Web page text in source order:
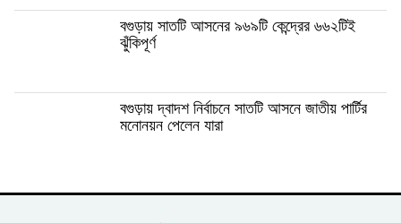
বগুড়ায় সাতটি আসনের ৯৬৯টি কেন্দ্রের ৬৬২টিই
ঝুঁকিপূর্ণ
বগুড়ায় দ্বাদশ নির্বাচনে সাতটি আসনে জাতীয় পার্টির
মনোনয়ন পেলেন যারা